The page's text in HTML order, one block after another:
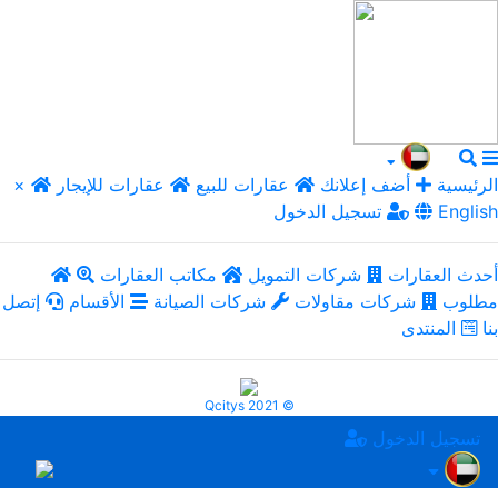
× الرئيسية أضف إعلانك عقارات للبيع
عقارات للإيجار
تسجيل الدخول
English
أحدث العقارات شركات التمويل
مكاتب العقارات
مطلوب
شركات مقاولات شركات الصيانة الأقسام
إتصل
بنا
المنتدى
Qcitys 2021 ©
تسجيل الدخول